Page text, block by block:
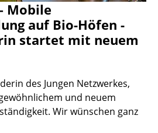
Mobile
auf Bio-Höfen -
startet mit neuem
des Jungen Netzwerkes,
und neuem
Wir wünschen ganz